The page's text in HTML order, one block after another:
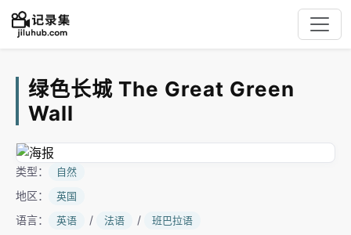
绿色长城 The Great Green
Wall
类型： 自然
地区： 英国
语言： 英语 / 法语 / 班巴拉语